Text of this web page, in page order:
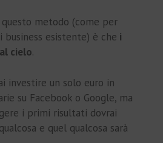
questo metodo (come per
esistente) è che i
cielo.
investire un solo euro in
su Facebook o Google, ma
i primi risultati dovrai
e quel qualcosa sarà